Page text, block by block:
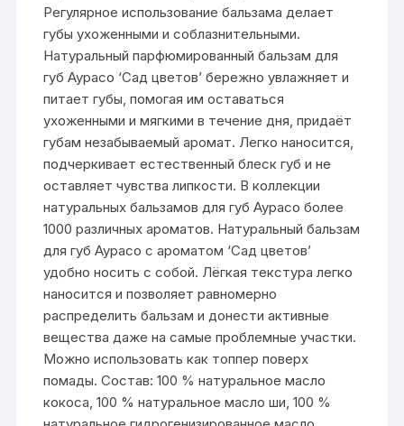
Регулярное использование бальзама делает
губы ухоженными и соблазнительными.
Натуральный парфюмированный бальзам для
губ Аурасо ‘Сад цветов’ бережно увлажняет и
питает губы, помогая им оставаться
ухоженными и мягкими в течение дня, придаёт
губам незабываемый аромат. Легко наносится,
подчеркивает естественный блеск губ и не
оставляет чувства липкости. В коллекции
натуральных бальзамов для губ Аурасо более
1000 различных ароматов. Натуральный бальзам
для губ Аурасо с ароматом ‘Сад цветов’
удобно носить с собой. Лёгкая текстура легко
наносится и позволяет равномерно
распределить бальзам и донести активные
вещества даже на самые проблемные участки.
Можно использовать как топпер поверх
помады. Состав: 100 % натуральное масло
кокоса, 100 % натуральное масло ши, 100 %